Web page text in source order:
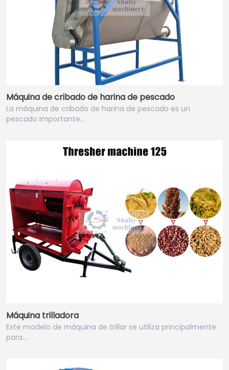
Máquina de cribado de harina de pescado
La máquina de cribado de harina de pescado es un
pescado importante…
Máquina trilladora
Este modelo de máquina de trillar se utiliza principalmente
para…